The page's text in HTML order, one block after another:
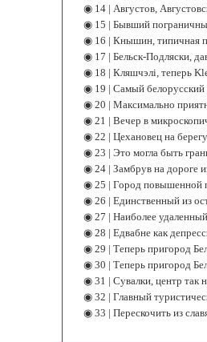
◉ 14 | Августов,
◉ 15 | Бывший
◉ 16 | Кнышин, типичная
◉ 17 | Бельск-Подляски,
◉ 18 | Кляшчэлi, теперь
◉ 19 | Самый белорусский
◉ 20 | Максимально
◉ 21 | Вечер в
◉ 22 | Цехановец на
◉ 23 | Это могла быть
◉ 24 | Замбрув на дороге
◉ 25 | Город
◉ 26 | Единственный из
◉ 27 | Наиболее
◉ 28 | Едвабне как
◉ 29 | Теперь пригород
◉ 30 | Теперь пригород
◉ 31 | Сувалки, центр так
◉ 32 | Главный
◉ 33 | Перескочить из